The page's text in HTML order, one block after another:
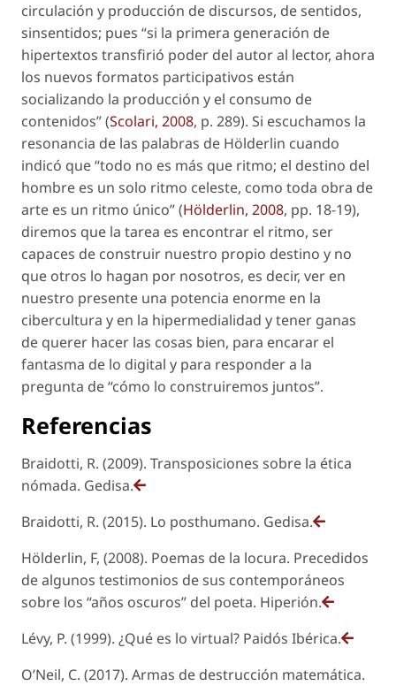
circulación y producción de discursos, de sentidos,
sinsentidos; pues “si la primera generación de
hipertextos transfirió poder del autor al lector, ahora
los nuevos formatos participativos están
socializando la producción y el consumo de
contenidos” (Scolari, 2008, p. 289). Si escuchamos la
resonancia de las palabras de Hölderlin cuando
indicó que “todo no es más que ritmo; el destino del
hombre es un solo ritmo celeste, como toda obra de
arte es un ritmo único” (Hölderlin, 2008, pp. 18-19),
diremos que la tarea es encontrar el ritmo, ser
capaces de construir nuestro propio destino y no
que otros lo hagan por nosotros, es decir, ver en
nuestro presente una potencia enorme en la
cibercultura y en la hipermedialidad y tener ganas
de querer hacer las cosas bien, para encarar el
fantasma de lo digital y para responder a la
pregunta de “cómo lo construiremos juntos”.
Referencias
Braidotti, R. (2009). Transposiciones sobre la ética
nómada. Gedisa.
Braidotti, R. (2015). Lo posthumano. Gedisa.
Hölderlin, F, (2008). Poemas de la locura. Precedidos
de algunos testimonios de sus contemporáneos
sobre los “años oscuros” del poeta. Hiperión.
Lévy, P. (1999). ¿Qué es lo virtual? Paidós Ibérica.
O’Neil, C. (2017). Armas de destrucción matemática.